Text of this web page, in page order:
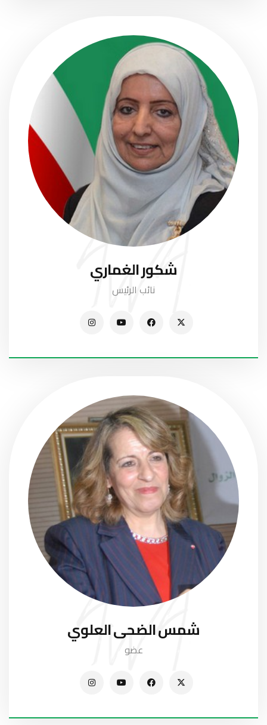
شكور الغماري
نائب الرئيس
شمس الضحى العلوي
عضو